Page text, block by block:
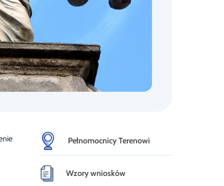
Pełnomocnicy Terenowi
Wzory wniosków